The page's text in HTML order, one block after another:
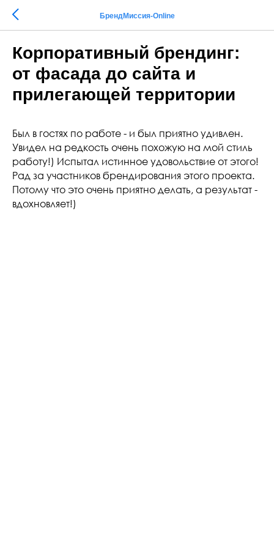
БрендМиссия-Online
Корпоративный брендинг:
от фасада до сайта и
прилегающей территории
Был в гостях по работе - и был приятно удивлен.
Увидел на редкость очень похожую на мой стиль
работу!) Испытал истинное удовольствие от этого!
Рад за участников брендирования этого проекта.
Потому что это очень приятно делать, а результат -
вдохновляет!)